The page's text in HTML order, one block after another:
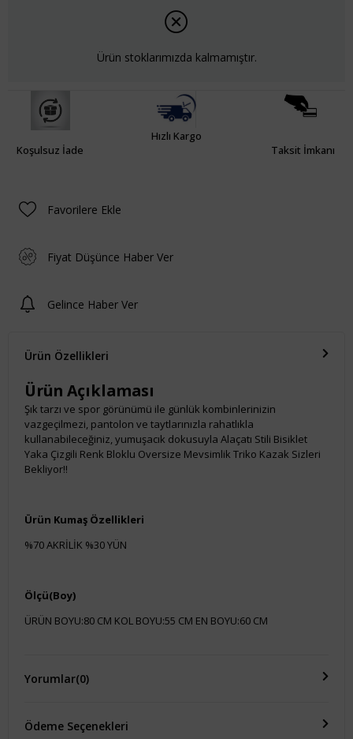
Ürün stoklarımızda kalmamıştır.
Koşulsuz İade
Hızlı Kargo
Taksit İmkanı
Favorilere Ekle
Fiyat Düşünce Haber Ver
Gelince Haber Ver
Ürün Özellikleri
Ürün Açıklaması
Şık tarzı ve spor görünümü ile günlük kombinlerinizin
vazgeçilmezi, pantolon ve taytlarınızla rahatlıkla
kullanabileceğiniz, yumuşacık dokusuyla Alaçatı Stili Bisiklet
Yaka Çizgili Renk Bloklu Oversize Mevsimlik Triko Kazak Sizleri
Bekliyor!!
Ürün Kumaş Özellikleri
%70 AKRİLİK %30 YÜN
Ölçü(Boy)
ÜRÜN BOYU:80 CM KOL BOYU:55 CM EN BOYU:60 CM
Yorumlar(0)
Ödeme Seçenekleri